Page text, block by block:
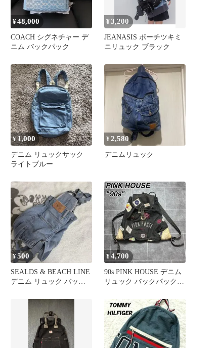
¥48,000
COACH シグネチャー デ
ニム バックパック
¥3,200
JEANASIS ポーチツキミ
ニリュック ブラック
¥1,000
デニム リュックサック
ライトブルー
¥2,580
デニムリュック
¥500
SEALDS & BEACH LINE
デニム リュック バック
¥4,700
90s PINK HOUSE デニム
リュック バックパック